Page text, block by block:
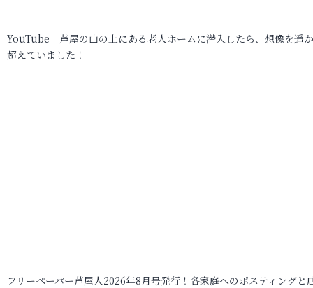
YouTube 芦屋の山の上にある老人ホームに潜入したら、想像を遥
超えていました！
フリーペーパー芦屋人2026年8月号発行！各家庭へのポスティングと